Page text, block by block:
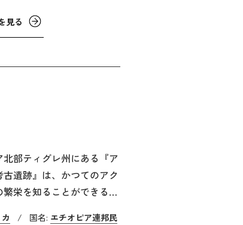
見る
北部ティグレ州にある『ア
古遺跡』は、かつてのアク
繁栄を知ることができる貴
/ 国名: エチオピア連邦民